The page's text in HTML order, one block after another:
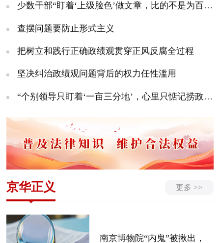
少数干部“盯着‘上级脸色’做文章，比的不是为百姓解了多少难题，而是能不能被领导看在眼里”
查摆问题要防止形式主义
把树立和践行正确政绩观贯穿正风反腐全过程
坚决纠治政绩观问题背后的权力任性滥用
“个别领导只盯着‘一亩三分地’，心里只惦记捞政绩的‘小账本’……”
京华正义 更多 >>
南京博物院“内鬼”被揪出，